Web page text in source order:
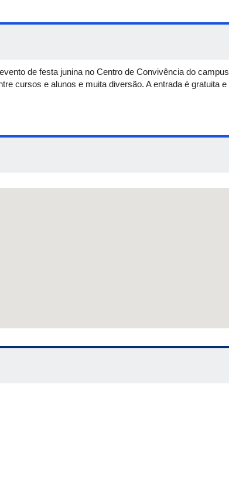
de festa junina no Centro de Convivência do campus
cursos e alunos e muita diversão. A entrada é gratuita e